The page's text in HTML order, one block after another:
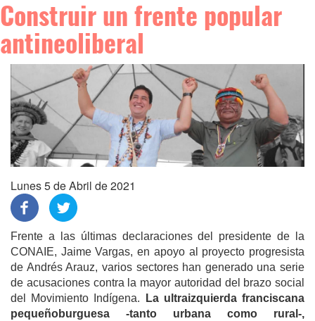
Construir un frente popular
antineoliberal
Lunes 5 de Abril de 2021
Frente a las últimas declaraciones del presidente de la
CONAIE, Jaime Vargas, en apoyo al proyecto progresista
de Andrés Arauz, varios sectores han generado una serie
de acusaciones contra la mayor autoridad del brazo social
del Movimiento Indígena.
La ultraizquierda franciscana
pequeñoburguesa -tanto urbana como rural-,